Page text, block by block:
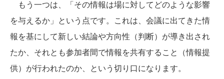
もう一つは、「その情報は場に対してどのような影響
を与えるか」という点です。これは、会議に出てきた情
報を基にして新しい結論や方向性（判断）が導き出され
たか、それとも参加者間で情報を共有すること（情報提
供）が行われたのか、という切り口になります。